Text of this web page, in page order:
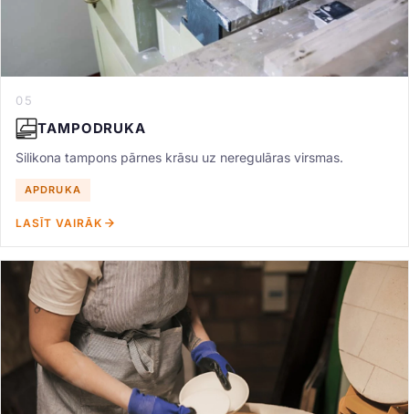
05
TAMPODRUKA
Silikona tampons pārnes krāsu uz neregulāras virsmas.
APDRUKA
LASĪT VAIRĀK